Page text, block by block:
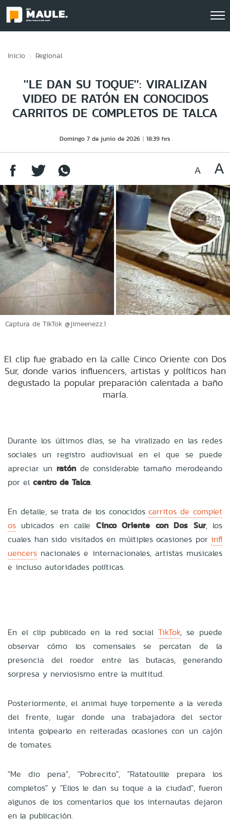
Inicio Regional
''LE DAN SU TOQUE'': VIRALIZAN
VIDEO DE RATÓN EN CONOCIDOS
CARRITOS DE COMPLETOS DE TALCA
Domingo 7 de junio de 2026 18:39 hrs
Captura de TikTok @jimeenezz.1
El clip fue grabado en la calle Cinco Oriente con Dos
Sur, donde varios influencers, artistas y políticos han
degustado la popular preparación calentada a baño
maría.
Durante los últimos días, se ha viralizado en las redes
sociales un registro audiovisual en el que se puede
apreciar un ratónde considerable tamaño merodeando
por el centro de Talca.
En detalle, se trata de los conocidoscarritos de complet
os ubicados en calle Cinco Oriente con Dos Sur, los
cuales han sido visitados en múltiples ocasiones por infl
uencers nacionales e internacionales, artistas musicales
e incluso autoridades políticas.
En el clip publicado en la red social TikTok, se puede
observar cómo los comensales se percatan de la
presencia del roedor entre las butacas, generando
sorpresa y nerviosismo entre la multitud.
Posteriormente, el animal huye torpemente a la vereda
del frente, lugar donde una trabajadora del sector
intenta golpearlo en reiteradas ocasiones con un cajón
de tomates.
"Me dio pena", "Pobrecito", "Ratatouille prepara los
completos" y "Ellos le dan su toque a la ciudad", fueron
algunos de los comentarios que los internautas dejaron
en la publicación.